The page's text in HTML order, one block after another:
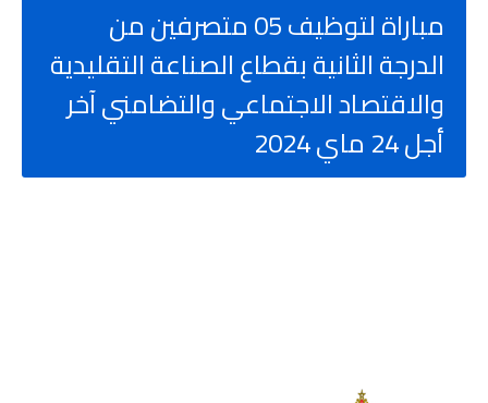
مباراة لتوظيف 05 متصرفين من
الدرجة الثانية بقطاع الصناعة التقليدية
والاقتصاد الاجتماعي والتضامني آخر
أجل 24 ماي 2024